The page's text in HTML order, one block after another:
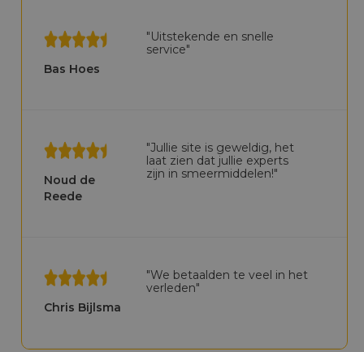
Bas Hoes
"Uitstekende en snelle
service"
Noud de
Reede
"Jullie site is geweldig, het
laat zien dat jullie experts
zijn in smeermiddelen!"
Chris Bijlsma
"We betaalden te veel in het
verleden"